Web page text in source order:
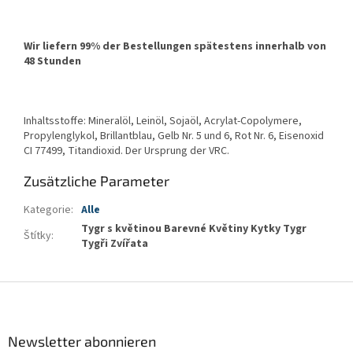
Wir liefern 99% der Bestellungen spätestens innerhalb von
48 Stunden
Inhaltsstoffe: Mineralöl, Leinöl, Sojaöl, Acrylat-Copolymere,
Propylenglykol, Brillantblau, Gelb Nr. 5 und 6, Rot Nr. 6, Eisenoxid
CI 77499, Titandioxid. Der Ursprung der VRC.
Zusätzliche Parameter
Kategorie: Alle
Štítky:
Tygr s květinou Barevné Květiny Kytky Tygr
Tygři Zvířata
Newsletter abonnieren